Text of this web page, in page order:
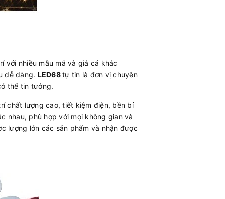
với nhiều mẫu mã và giá cá khác
dễ dàng. LED68tự tin là đơn vị chuyên
thể tin tưởng.
chất lượng cao, tiết kiệm điện, bền bỉ
nhau, phù hợp với mọi không gian và
lượng lớn các sản phẩm và nhận được